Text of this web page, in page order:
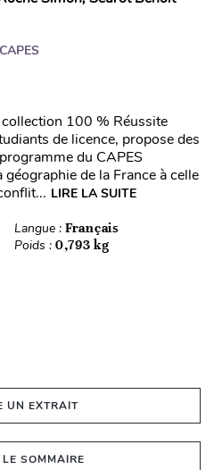
100 % Réussite
de licence, propose des
du CAPES
de la France à celle
LIRE LA SUITE
Langue : Français
Poids : 0,793 kg
UN EXTRAIT
LE SOMMAIRE